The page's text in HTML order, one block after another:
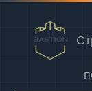
Перейти
контенту